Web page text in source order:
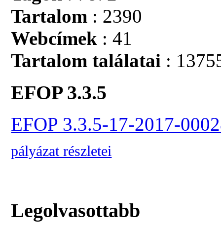
Tartalom : 2390
Webcímek : 41
Tartalom találatai :
EFOP 3.3.5
EFOP 3.3.5-17-2017-
pályázat részletei
Legolvasottabb